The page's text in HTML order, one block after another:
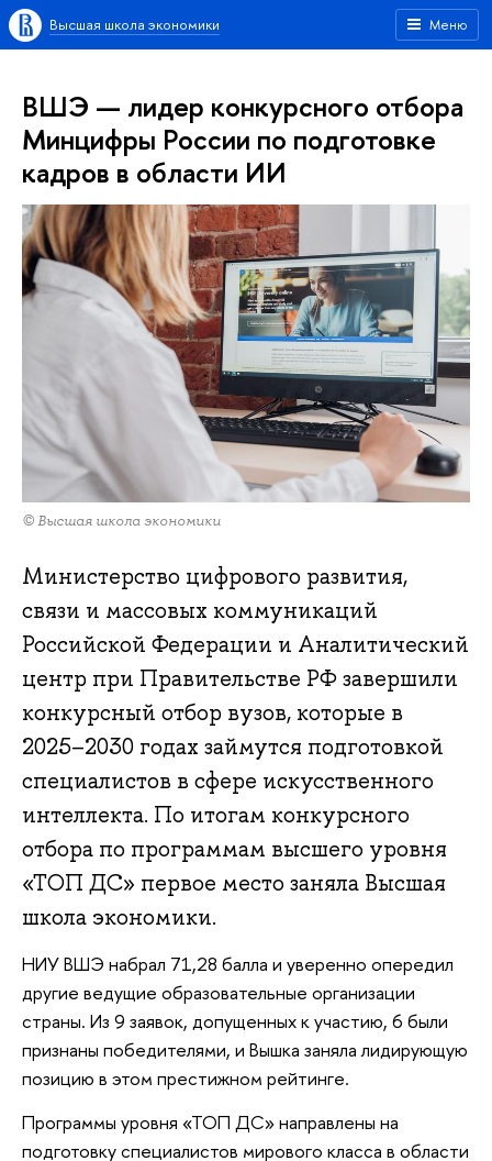
Меню
Высшая школа экономики
ВШЭ — лидер конкурсного отбора
Минцифры России по подготовке
кадров в области ИИ
© Высшая школа экономики
Министерство цифрового развития,
связи и массовых коммуникаций
Российской Федерации и Аналитический
центр при Правительстве РФ завершили
конкурсный отбор вузов, которые в
2025–2030 годах займутся подготовкой
специалистов в сфере искусственного
интеллекта. По итогам конкурсного
отбора по программам высшего уровня
«ТОП ДС» первое место заняла Высшая
школа экономики.
НИУ ВШЭ набрал 71,28 балла и уверенно опередил
другие ведущие образовательные организации
страны. Из 9 заявок, допущенных к участию, 6 были
признаны победителями, и Вышка заняла лидирующую
позицию в этом престижном рейтинге.
Программы уровня «ТОП ДС» направлены на
подготовку специалистов мирового класса в области